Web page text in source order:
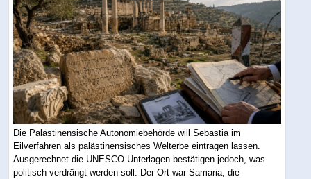
Die Palästinensische Autonomiebehörde will Sebastia im
Eilverfahren als palästinensisches Welterbe eintragen lassen.
Ausgerechnet die UNESCO-Unterlagen bestätigen jedoch, was
politisch verdrängt werden soll: Der Ort war Samaria, die